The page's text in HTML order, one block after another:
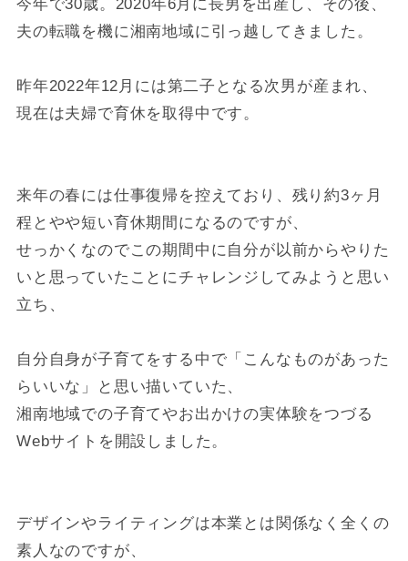
今年で30歳。2020年6月に長男を出産し、その後、
夫の転職を機に湘南地域に引っ越してきました。
昨年2022年12月には第二子となる次男が産まれ、
現在は夫婦で育休を取得中です。
来年の春には仕事復帰を控えており、残り約3ヶ月
程とやや短い育休期間になるのですが、
せっかくなのでこの期間中に自分が以前からやりた
いと思っていたことにチャレンジしてみようと思い
立ち、
自分自身が子育てをする中で「こんなものがあった
らいいな」と思い描いていた、
湘南地域での子育てやお出かけの実体験をつづる
Webサイトを開設しました。
デザインやライティングは本業とは関係なく全くの
素人なのですが、